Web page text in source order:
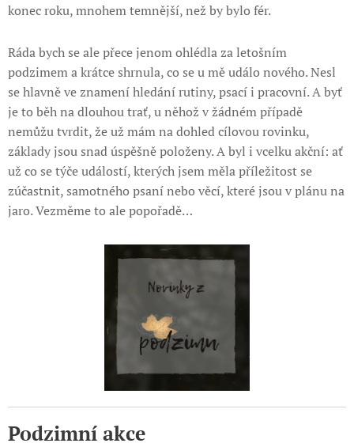
konec roku, mnohem temnější, než by bylo fér.
Ráda bych se ale přece jenom ohlédla za letošním
podzimem a krátce shrnula, co se u mě událo nového. Nesl
se hlavně ve znamení hledání rutiny, psací i pracovní. A byť
je to běh na dlouhou trať, u něhož v žádném případě
nemůžu tvrdit, že už mám na dohled cílovou rovinku,
základy jsou snad úspěšně položeny. A byl i vcelku akční: ať
už co se týče událostí, kterých jsem měla příležitost se
zúčastnit, samotného psaní nebo věcí, které jsou v plánu na
jaro. Vezměme to ale popořadě…
Podzimní akce